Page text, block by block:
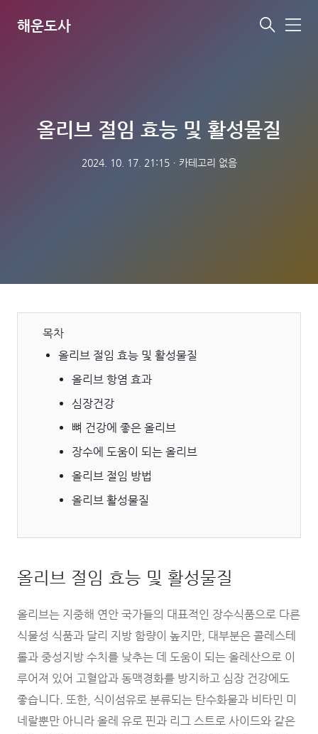
해운도사
메
올리브 절임 효능 및 활성물질
2024. 10. 17. 21:15ㆍ 카테고리 없음
목차
올리브 절임 효능 및 활성물질
올리브 항염 효과
심장건강
뼈 건강에 좋은 올리브
장수에 도움이 되는 올리브
올리브 절임 방법
올리브 활성물질
올리브 절임 효능 및 활성물질
올리브는 지중해 연안 국가들의 대표적인 장수식품으로 다른
식물성 식품과 달리 지방 함량이 높지만, 대부분은 콜레스테
롤과 중성지방 수치를 낮추는 데 도움이 되는 올레산으로 이
루어져 있어 고혈압과 동맥경화를 방지하고 심장 건강에도
좋습니다. 또한, 식이섬유로 분류되는 탄수화물과 비타민 미
네랄뿐만 아니라 올레 유로 핀과 리그 스트로 사이드와 같은